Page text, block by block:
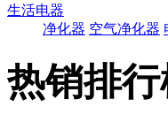
生活电器
净化器 空气净化器
热销排